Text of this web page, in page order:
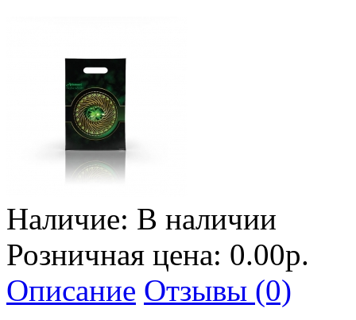
Наличие: В наличии
Розничная цена: 0.00р.
Описание Отзывы (0)